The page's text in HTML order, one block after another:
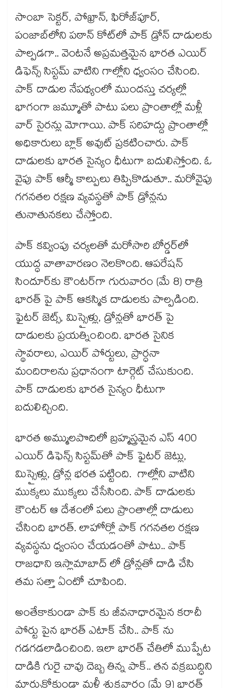
సాంబా సెక్టర్, పోఖ్రాన్, ఫిరోజ్‎పూర్‎,
పంజాబ్‎లోని పఠాన్ కోట్‎లో పాక్ డ్రోన్ దాడులకు
పాల్పడగా.. వెంటనే అప్రమత్తమైన భారత ఎయిర్
డిఫెన్స్ సిస్టమ్ వాటిని గాల్లోని ధ్వంసం చేసింది.
పాక్ దాడుల నేపథ్యంలో ముందస్తు చర్యల్లో
భాగంగా జమ్మూతో పాటు పలు ప్రాంతాల్లో మళ్లీ
వార్ సైరన్లు మోగాయి. పాక్ సరిహద్దు ప్రాంతాల్లో
అధికారులు బ్లాక్ అవుట్ ప్రకటించారు. పాక్
దాడులకు భారత సైన్యం ధీటుగా బదులిస్తోంది. ఓ
వైపు పాక్ ఆర్మీ కాల్పులు తిప్పికొడుతూ.. మరోవైపు
గగనతల రక్షణ వ్యవస్థతో పాక్ డ్రోన్లను
తునాతునకలు చేస్తోంది.
పాక్ కవ్వింపు చర్యలతో మరోసారి బోర్డర్‎లో
యుద్ధ వాతావారణం నెలకొంది. ఆపరేషన్
సిందూర్‎కు కౌంటర్‎గా గురువారం (మే 8) రాత్రి
భారత్ పై పాక్ ఆకస్మిక దాడులకు పాల్పడింది.
ఫైటర్ జెట్స్, మిస్సైళ్లు, డ్రోన్లతో భారత్ పై
దాడులకు ప్రయత్నించింది. భారత సైనిక
స్థావరాలు, ఎయిర్ పోర్టులు, ప్రార్ధనా
మందిరాలను ప్రధానంగా టార్గెట్ చేసుకుంది.
పాక్ దాడులకు భారత సైన్యం ధీటుగా
బదులిచ్చింది.
భారత అమ్ములపొదిలో బ్రహ్మస్త్రమైన ఎస్ 400
ఎయిర్ డిఫెన్స్ సిస్టమ్‎తో పాక్ ఫైటర్ జెట్లు,
మిస్సైళ్లు, డ్రోన్ల భరత పట్టింది. గాల్లోని వాటిని
ముక్కలు ముక్కలు చేసేసింది. పాక్ దాడులకు
కౌంటర్ ఆ దేశంలో పలు ప్రాంతాల్లో దాడులు
చేసింది భారత్. లాహోర్లో పాక్ గగనతల రక్షణ
వ్యవస్థను ధ్వంసం చేయడంతో పాటు.. పాక్
రాజధాని ఇస్లామాబాద్ లో డ్రోన్లతో దాడి చేసి
తమ సత్తా ఏంటో చూపింది.
అంతేకాకుండా పాక్ కు జీవనాధారమైన కరాచీ
పోర్టు పైన భారత్ ఎటాక్ చేసి.. పాక్ ను
గడగడలాడించింది. ఇలా భారత్ చేతిలో ముప్పేట
దాడికి గురై చావు దెబ్బ తిన్న పాక్.. తన వక్రబుద్ధిని